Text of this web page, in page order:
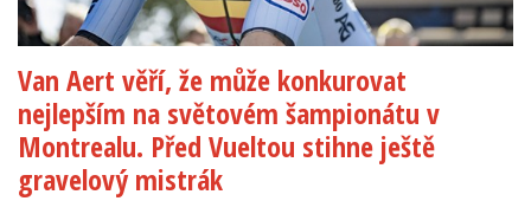
Van Aert věří, že může konkurovat
nejlepším na světovém šampionátu v
Montrealu. Před Vueltou stihne ještě
gravelový mistrák